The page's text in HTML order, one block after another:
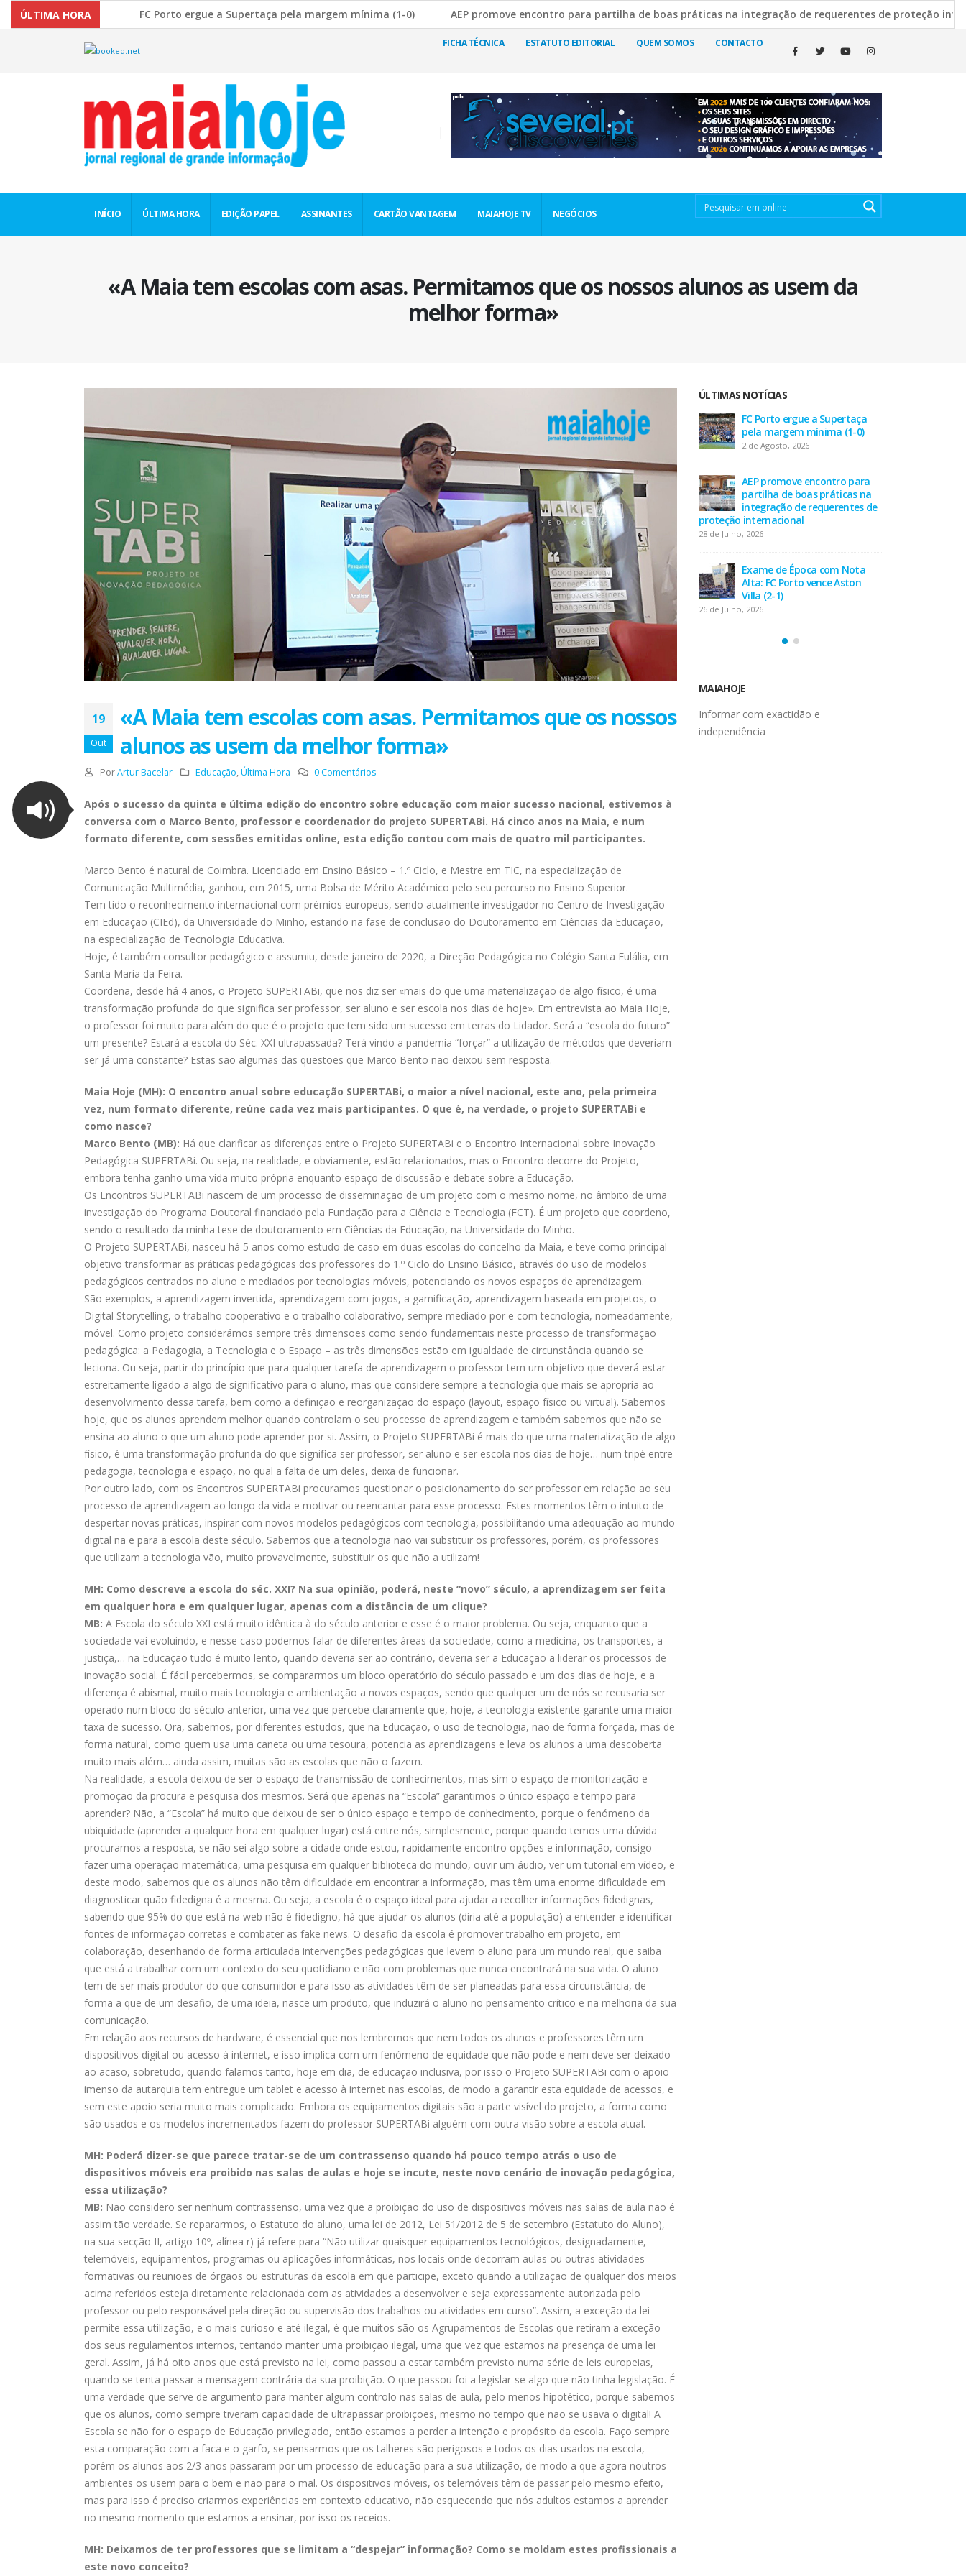
ÚLTIMA HORA FC Porto ergue a Supertaça pela margem mínima (1-0) AEP promove encontro para partilha de boas práticas na integração de requerentes de proteção
Comissão Europeia quer ouvir as PME’s sobre a Rutura da Cadeia de Abastecimento JF Nogueira e Silva Escura esclarece decisão de manter cemitérios abertos
FICHA TÉCNICA ESTATUTO EDITORIAL QUEM SOMOS CONTACTO
INÍCIO ÚLTIMA HORA EDIÇÃO PAPEL ASSINANTES CARTÃO VANTAGEM MAIAHOJE TV NEGÓCIOS
«A Maia tem escolas com asas. Permitamos que os nossos alunos as usem da
melhor forma»
19
Out
«A Maia tem escolas com asas. Permitamos que os nossos
alunos as usem da melhor forma»
PorArtur Bacelar Educação,Última Hora 0 Comentários
Após o sucesso da quinta e última edição do encontro sobre educação com maior sucesso nacional, estivemos à
conversa com o Marco Bento, professor e coordenador do projeto SUPERTABi. Há cinco anos na Maia, e num
formato diferente, com sessões emitidas online, esta edição contou com mais de quatro mil participantes.
Marco Bento é natural de Coimbra. Licenciado em Ensino Básico – 1.º Ciclo, e Mestre em TIC, na especialização de
Comunicação Multimédia, ganhou, em 2015, uma Bolsa de Mérito Académico pelo seu percurso no Ensino Superior.
Tem tido o reconhecimento internacional com prémios europeus, sendo atualmente investigador no Centro de Investigação
em Educação (CIEd), da Universidade do Minho, estando na fase de conclusão do Doutoramento em Ciências da Educação,
na especialização de Tecnologia Educativa.
Hoje, é também consultor pedagógico e assumiu, desde janeiro de 2020, a Direção Pedagógica no Colégio Santa Eulália, em
Santa Maria da Feira.
Coordena, desde há 4 anos, o Projeto SUPERTABi, que nos diz ser «mais do que uma materialização de algo físico, é uma
transformação profunda do que significa ser professor, ser aluno e ser escola nos dias de hoje». Em entrevista ao Maia Hoje,
o professor foi muito para além do que é o projeto que tem sido um sucesso em terras do Lidador. Será a “escola do futuro”
um presente? Estará a escola do Séc. XXI ultrapassada? Terá vindo a pandemia “forçar” a utilização de métodos que deveriam
ser já uma constante? Estas são algumas das questões que Marco Bento não deixou sem resposta.
Maia Hoje (MH): O encontro anual sobre educação SUPERTABi, o maior a nível nacional, este ano, pela primeira
vez, num formato diferente, reúne cada vez mais participantes. O que é, na verdade, o projeto SUPERTABi e
como nasce?
Marco Bento (MB): Há que clarificar as diferenças entre o Projeto SUPERTABi e o Encontro Internacional sobre Inovação
Pedagógica SUPERTABi. Ou seja, na realidade, e obviamente, estão relacionados, mas o Encontro decorre do Projeto,
embora tenha ganho uma vida muito própria enquanto espaço de discussão e debate sobre a Educação.
Os Encontros SUPERTABi nascem de um processo de disseminação de um projeto com o mesmo nome, no âmbito de uma
investigação do Programa Doutoral financiado pela Fundação para a Ciência e Tecnologia (FCT). É um projeto que coordeno,
sendo o resultado da minha tese de doutoramento em Ciências da Educação, na Universidade do Minho.
O Projeto SUPERTABi, nasceu há 5 anos como estudo de caso em duas escolas do concelho da Maia, e teve como principal
objetivo transformar as práticas pedagógicas dos professores do 1.º Ciclo do Ensino Básico, através do uso de modelos
pedagógicos centrados no aluno e mediados por tecnologias móveis, potenciando os novos espaços de aprendizagem.
São exemplos, a aprendizagem invertida, aprendizagem com jogos, a gamificação, aprendizagem baseada em projetos, o
Digital Storytelling, o trabalho cooperativo e o trabalho colaborativo, sempre mediado por e com tecnologia, nomeadamente,
móvel. Como projeto considerámos sempre três dimensões como sendo fundamentais neste processo de transformação
pedagógica: a Pedagogia, a Tecnologia e o Espaço – as três dimensões estão em igualdade de circunstância quando se
leciona. Ou seja, partir do princípio que para qualquer tarefa de aprendizagem o professor tem um objetivo que deverá estar
estreitamente ligado a algo de significativo para o aluno, mas que considere sempre a tecnologia que mais se apropria ao
desenvolvimento dessa tarefa, bem como a definição e reorganização do espaço (layout, espaço físico ou virtual). Sabemos
hoje, que os alunos aprendem melhor quando controlam o seu processo de aprendizagem e também sabemos que não se
ensina ao aluno o que um aluno pode aprender por si. Assim, o Projeto SUPERTABi é mais do que uma materialização de algo
físico, é uma transformação profunda do que significa ser professor, ser aluno e ser escola nos dias de hoje… num tripé entre
pedagogia, tecnologia e espaço, no qual a falta de um deles, deixa de funcionar.
Por outro lado, com os Encontros SUPERTABi procuramos questionar o posicionamento do ser professor em relação ao seu
processo de aprendizagem ao longo da vida e motivar ou reencantar para esse processo. Estes momentos têm o intuito de
despertar novas práticas, inspirar com novos modelos pedagógicos com tecnologia, possibilitando uma adequação ao mundo
digital na e para a escola deste século. Sabemos que a tecnologia não vai substituir os professores, porém, os professores
que utilizam a tecnologia vão, muito provavelmente, substituir os que não a utilizam!
MH: Como descreve a escola do séc. XXI? Na sua opinião, poderá, neste “novo” século, a aprendizagem ser feita
em qualquer hora e em qualquer lugar, apenas com a distância de um clique?
MB: A Escola do século XXI está muito idêntica à do século anterior e esse é o maior problema. Ou seja, enquanto que a
sociedade vai evoluindo, e nesse caso podemos falar de diferentes áreas da sociedade, como a medicina, os transportes, a
justiça,… na Educação tudo é muito lento, quando deveria ser ao contrário, deveria ser a Educação a liderar os processos de
inovação social. É fácil percebermos, se compararmos um bloco operatório do século passado e um dos dias de hoje, e a
diferença é abismal, muito mais tecnologia e ambientação a novos espaços, sendo que qualquer um de nós se recusaria ser
operado num bloco do século anterior, uma vez que percebe claramente que, hoje, a tecnologia existente garante uma maior
taxa de sucesso. Ora, sabemos, por diferentes estudos, que na Educação, o uso de tecnologia, não de forma forçada, mas de
forma natural, como quem usa uma caneta ou uma tesoura, potencia as aprendizagens e leva os alunos a uma descoberta
muito mais além… ainda assim, muitas são as escolas que não o fazem.
Na realidade, a escola deixou de ser o espaço de transmissão de conhecimentos, mas sim o espaço de monitorização e
promoção da procura e pesquisa dos mesmos. Será que apenas na “Escola” garantimos o único espaço e tempo para
aprender? Não, a “Escola” há muito que deixou de ser o único espaço e tempo de conhecimento, porque o fenómeno da
ubiquidade (aprender a qualquer hora em qualquer lugar) está entre nós, simplesmente, porque quando temos uma dúvida
procuramos a resposta, se não sei algo sobre a cidade onde estou, rapidamente encontro opções e informação, consigo
fazer uma operação matemática, uma pesquisa em qualquer biblioteca do mundo, ouvir um áudio, ver um tutorial em vídeo, e
deste modo, sabemos que os alunos não têm dificuldade em encontrar a informação, mas têm uma enorme dificuldade em
diagnosticar quão fidedigna é a mesma. Ou seja, a escola é o espaço ideal para ajudar a recolher informações fidedignas,
sabendo que 95% do que está na web não é fidedigno, há que ajudar os alunos (diria até a população) a entender e identificar
fontes de informação corretas e combater as fake news. O desafio da escola é promover trabalho em projeto, em
colaboração, desenhando de forma articulada intervenções pedagógicas que levem o aluno para um mundo real, que saiba
que está a trabalhar com um contexto do seu quotidiano e não com problemas que nunca encontrará na sua vida. O aluno
tem de ser mais produtor do que consumidor e para isso as atividades têm de ser planeadas para essa circunstância, de
forma a que de um desafio, de uma ideia, nasce um produto, que induzirá o aluno no pensamento crítico e na melhoria da sua
comunicação.
Em relação aos recursos de hardware, é essencial que nos lembremos que nem todos os alunos e professores têm um
dispositivos digital ou acesso à internet, e isso implica com um fenómeno de equidade que não pode e nem deve ser deixado
ao acaso, sobretudo, quando falamos tanto, hoje em dia, de educação inclusiva, por isso o Projeto SUPERTABi com o apoio
imenso da autarquia tem entregue um tablet e acesso à internet nas escolas, de modo a garantir esta equidade de acessos, e
sem este apoio seria muito mais complicado. Embora os equipamentos digitais são a parte visível do projeto, a forma como
são usados e os modelos incrementados fazem do professor SUPERTABi alguém com outra visão sobre a escola atual.
MH: Poderá dizer-se que parece tratar-se de um contrassenso quando há pouco tempo atrás o uso de
dispositivos móveis era proibido nas salas de aulas e hoje se incute, neste novo cenário de inovação pedagógica,
essa utilização?
MB: Não considero ser nenhum contrassenso, uma vez que a proibição do uso de dispositivos móveis nas salas de aula não é
assim tão verdade. Se repararmos, o Estatuto do aluno, uma lei de 2012, Lei 51/2012 de 5 de setembro (Estatuto do Aluno),
na sua secção II, artigo 10º, alínea r) já refere para “Não utilizar quaisquer equipamentos tecnológicos, designadamente,
telemóveis, equipamentos, programas ou aplicações informáticas, nos locais onde decorram aulas ou outras atividades
formativas ou reuniões de órgãos ou estruturas da escola em que participe, exceto quando a utilização de qualquer dos meios
acima referidos esteja diretamente relacionada com as atividades a desenvolver e seja expressamente autorizada pelo
professor ou pelo responsável pela direção ou supervisão dos trabalhos ou atividades em curso”. Assim, a exceção da lei
permite essa utilização, e o mais curioso e até ilegal, é que muitos são os Agrupamentos de Escolas que retiram a exceção
dos seus regulamentos internos, tentando manter uma proibição ilegal, uma que vez que estamos na presença de uma lei
geral. Assim, já há oito anos que está previsto na lei, como passou a estar também previsto numa série de leis europeias,
quando se tenta passar a mensagem contrária da sua proibição. O que passou foi a legislar-se algo que não tinha legislação. É
uma verdade que serve de argumento para manter algum controlo nas salas de aula, pelo menos hipotético, porque sabemos
que os alunos, como sempre tiveram capacidade de ultrapassar proibições, mesmo no tempo que não se usava o digital! A
Escola se não for o espaço de Educação privilegiado, então estamos a perder a intenção e propósito da escola. Faço sempre
esta comparação com a faca e o garfo, se pensarmos que os talheres são perigosos e todos os dias usados na escola,
porém os alunos aos 2/3 anos passaram por um processo de educação para a sua utilização, de modo a que agora noutros
ambientes os usem para o bem e não para o mal. Os dispositivos móveis, os telemóveis têm de passar pelo mesmo efeito,
mas para isso é preciso criarmos experiências em contexto educativo, não esquecendo que nós adultos estamos a aprender
no mesmo momento que estamos a ensinar, por isso os receios.
MH: Deixamos de ter professores que se limitam a “despejar” informação? Como se moldam estes profissionais a
este novo conceito?
ÚLTIMAS NOTÍCIAS
pela margem mínima (1-0)
2 de Agosto, 2026
AEP promove encontro para
integração de requerentes de
proteção internacional
28 de Julho, 2026
Exame de Época com Nota
Alta: FC Porto vence Aston
26 de Julho, 2026
AEP desafia empresas na QSP
Summit e revela prioridades
do tecido empresarial em dois
minutos
17 de Julho, 2026
O Fator Humano na Era
Algorítmica: As Grandes
Linhas de Força do QSP
Summit 2026
7 de Julho, 2026
Leça FC vence Campeonato de
Portugal na final do Jamor
11 de Junho, 2026
FC Porto ergue a Supertaça
pela margem mínima (1-0)
2 de Agosto, 2026
AEP promove encontro para
partilha de boas práticas na
integração de requerentes de
proteção internacional
28 de Julho, 2026
Exame de Época com Nota
Alta: FC Porto vence Aston
Villa (2-1)
26 de Julho, 2026
AEP desafia empresas na QSP
Summit e revela prioridades
do tecido empresarial em dois
O Fator Humano na Era
Algorítmica: As Grandes
Linhas de Força do QSP
Leça FC vence Campeonato de
Portugal na final do Jamor
Informar com exactidão e